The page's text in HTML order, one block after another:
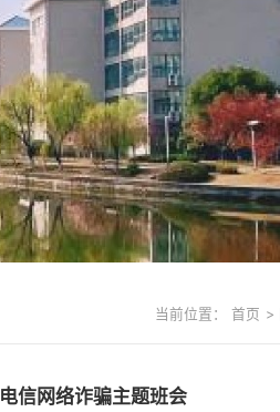
当前位置： 首页 >
信网络诈骗主题班会